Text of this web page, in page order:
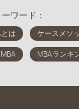
ワード：